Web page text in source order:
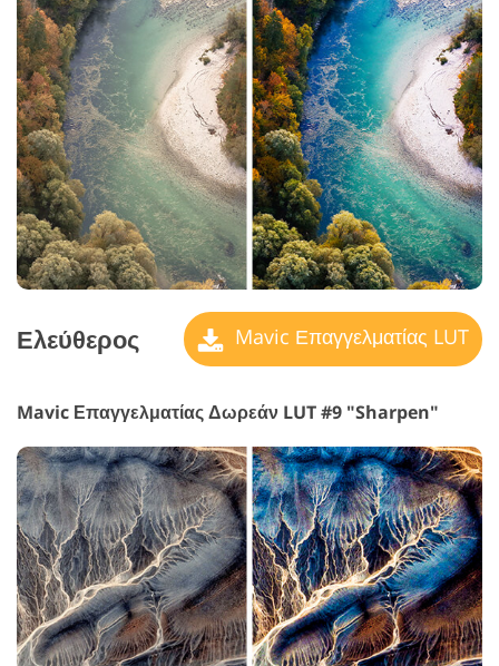
Ελεύθερος Mavic Επαγγελματίας LUT
Mavic Επαγγελματίας Δωρεάν LUT #9 "Sharpen"